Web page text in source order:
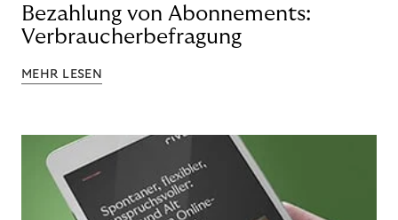
Bezahlung von Abonnements:
Verbraucherbefragung
MEHR LESEN